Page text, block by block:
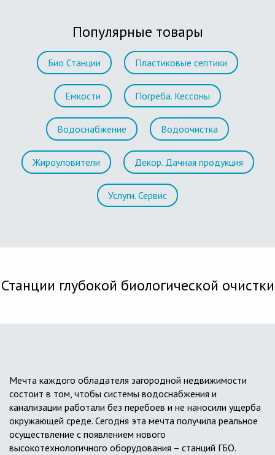
Популярные товары
Био Станции Пластиковые септики
Емкости Погреба. Кессоны
Водоснабжение Водоочистка
Жироуловители Декор. Дачная продукция
Услуги. Сервис
Станции глубокой биологической очистки
Мечта каждого обладателя загородной недвижимости
состоит в том, чтобы системы водоснабжения и
канализации работали без перебоев и не наносили ущерба
окружающей среде. Сегодня эта мечта получила реальное
осуществление с появлением нового
высокотехнологичного оборудования – станций ГБО.